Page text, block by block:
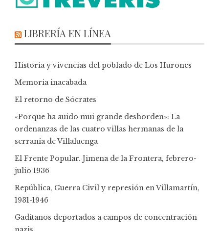
LIBRERÍA EN LÍNEA
Historia y vivencias del poblado de Los Hurones
Memoria inacabada
El retorno de Sócrates
«Porque ha auido mui grande deshorden»: La
ordenanzas de las cuatro villas hermanas de la
serranía de Villaluenga
El Frente Popular. Jimena de la Frontera, febrero-
julio 1936
República, Guerra Civil y represión en Villamartín,
1931-1946
Gaditanos deportados a campos de concentración